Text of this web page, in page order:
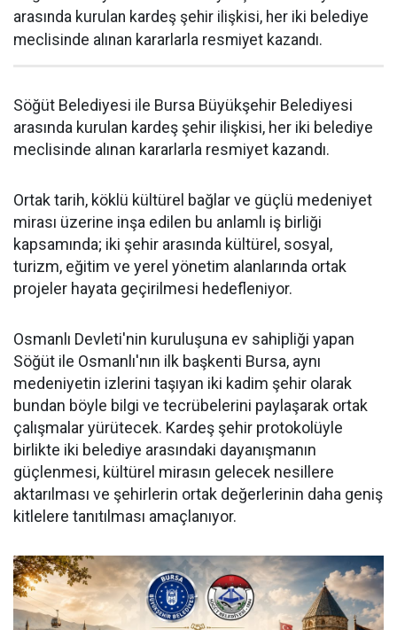
arasında kurulan kardeş şehir ilişkisi, her iki belediye
meclisinde alınan kararlarla resmiyet kazandı.
Söğüt Belediyesi ile Bursa Büyükşehir Belediyesi
arasında kurulan kardeş şehir ilişkisi, her iki belediye
meclisinde alınan kararlarla resmiyet kazandı.
Ortak tarih, köklü kültürel bağlar ve güçlü medeniyet
mirası üzerine inşa edilen bu anlamlı iş birliği
kapsamında; iki şehir arasında kültürel, sosyal,
turizm, eğitim ve yerel yönetim alanlarında ortak
projeler hayata geçirilmesi hedefleniyor.
Osmanlı Devleti'nin kuruluşuna ev sahipliği yapan
Söğüt ile Osmanlı'nın ilk başkenti Bursa, aynı
medeniyetin izlerini taşıyan iki kadim şehir olarak
bundan böyle bilgi ve tecrübelerini paylaşarak ortak
çalışmalar yürütecek. Kardeş şehir protokolüyle
birlikte iki belediye arasındaki dayanışmanın
güçlenmesi, kültürel mirasın gelecek nesillere
aktarılması ve şehirlerin ortak değerlerinin daha geniş
kitlelere tanıtılması amaçlanıyor.